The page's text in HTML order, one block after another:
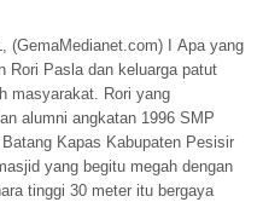
(GemaMedianet.com) I Apa yang
Rori Pasla dan keluarga patut
masyarakat. Rori yang
alumni angkatan 1996 SMP
Batang Kapas Kabupaten Pesisir
yang begitu megah dengan
tinggi 30 meter itu bergaya